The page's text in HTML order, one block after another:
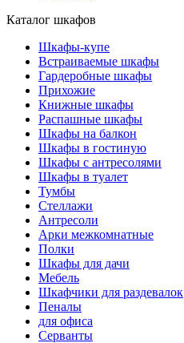
Каталог шкафов
Шкафы-купе
Встраиваемые шкафы
Гардеробные шкафы
Прихожие
Книжные шкафы
Распашные шкафы
Шкафы на балкон
Шкафы в гостиную
Шкафы с антресолями
Шкафы в туалет
Тумбы
Стеллажи
Антресоли
Арки межкомнатные
Полки
Шкафы для дачи
Мебель
Шкафчики для раздевалок
Пеналы
для офиса
Серванты